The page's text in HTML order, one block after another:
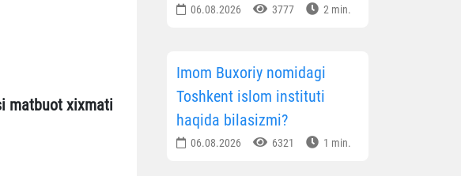
matbuot xixmati
06.08.2026 3777 2 min.
Imom Buxoriy nomidagi
Toshkent islom instituti
haqida bilasizmi?
06.08.2026 6321 1 min.